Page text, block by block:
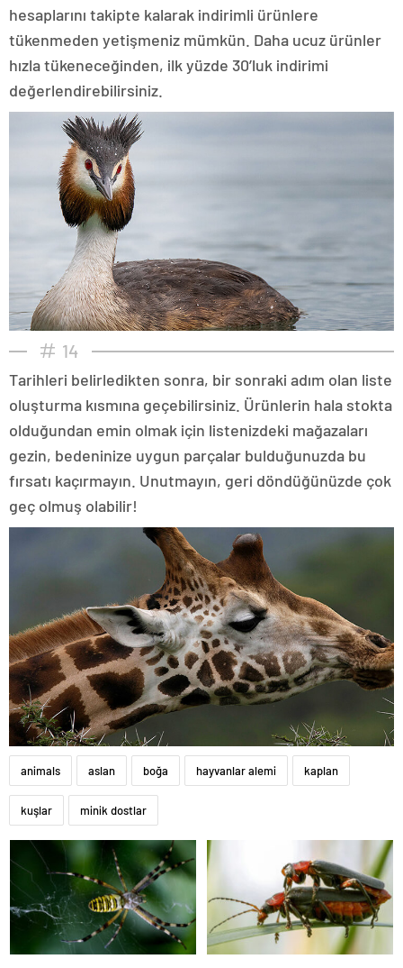
hesaplarını takipte kalarak indirimli ürünlere
tükenmeden yetişmeniz mümkün. Daha ucuz ürünler
hızla tükeneceğinden, ilk yüzde 30’luk indirimi
değerlendirebilirsiniz.
14
Tarihleri belirledikten sonra, bir sonraki adım olan liste
oluşturma kısmına geçebilirsiniz. Ürünlerin hala stokta
olduğundan emin olmak için listenizdeki mağazaları
gezin, bedeninize uygun parçalar bulduğunuzda bu
fırsatı kaçırmayın. Unutmayın, geri döndüğünüzde çok
geç olmuş olabilir!
animals aslan boğa hayvanlar alemi kaplan
kuşlar minik dostlar